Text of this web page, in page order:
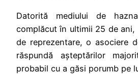
Datorită mediului de
complăcut în ultimii 25 de
de reprezentare, o asociere
răspundă așteptărilor
probabil cu a găsi porumb pe